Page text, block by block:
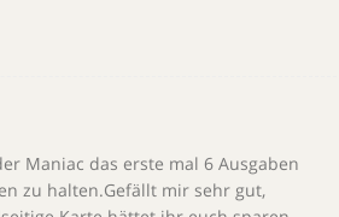
Maniac das erste mal 6 Ausgaben
zu halten.Gefällt mir sehr gut,